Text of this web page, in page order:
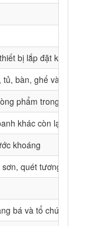
bị lắp đặt khác
bàn, ghế và đồ
phẩm trong các
khác còn lại
khoáng
quét tương tự;
bá và tổ chức tua